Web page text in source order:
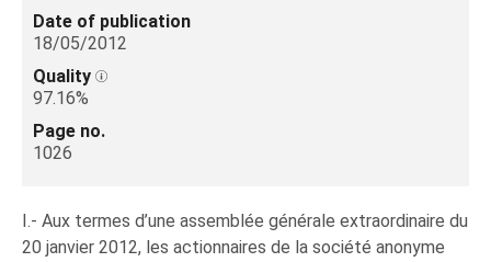
Date of publication
18/05/2012
Quality
97.16%
Page no.
1026
I.- Aux termes d’une assemblée générale extraordinaire du
20 janvier 2012, les actionnaires de la société anonyme